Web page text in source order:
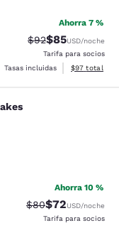
Ahorra 7 %
Tarifa tachada:
$92Tarifa
$85USD/noche
Tarifa para socios
Tasas incluidas
Ver detalles
$97 total
Bueno. 826 reseñas
Ahorra 10 %
Tarifa tachada:
$80Tarifa
$72USD/noche
Tarifa para socios